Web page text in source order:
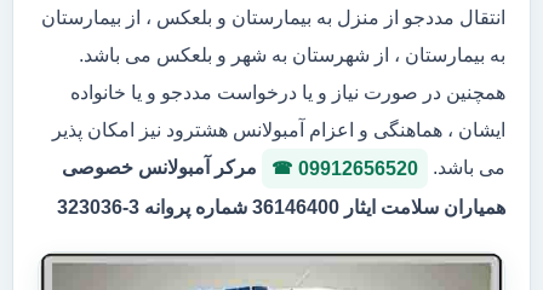
انتقال مددجو از منزل به بیمارستان و بلعکس ، از بیمارستان
به بیمارستان ، از شهرستان به شهر و بلعکس می باشد.
همچنین در صورت نیاز و یا درخواست مددجو و یا خانواده
ایشان ، هماهنگی و اعزام آمبولانس هشترود نیز امکان پذیر
می باشد.
09912656520
مرکر آمبولانس خصوصی
همیاران سلامت ایثار 36146400 شماره پروانه 3-323036